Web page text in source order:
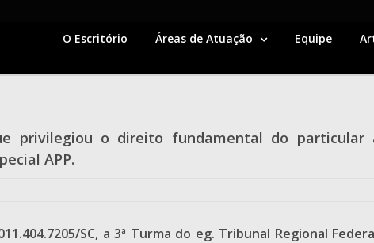
O Escritório Áreas de Atuação Equipe
privilegiou o direito fundamental do
APP.
SC, a 3ª Turma do eg. Tribunal Regional